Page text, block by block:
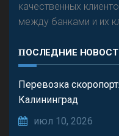
качественных
между банками и их
ПОСЛЕДНИЕ
Перевозка
Калининград
июл 10, 2026